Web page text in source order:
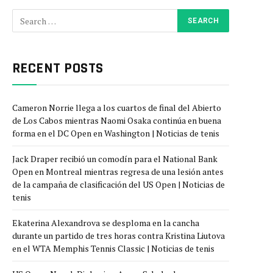
RECENT POSTS
Cameron Norrie llega a los cuartos de final del Abierto
de Los Cabos mientras Naomi Osaka continúa en buena
forma en el DC Open en Washington | Noticias de tenis
Jack Draper recibió un comodín para el National Bank
Open en Montreal mientras regresa de una lesión antes
de la campaña de clasificación del US Open | Noticias de
tenis
Ekaterina Alexandrova se desploma en la cancha
durante un partido de tres horas contra Kristina Liutova
en el WTA Memphis Tennis Classic | Noticias de tenis